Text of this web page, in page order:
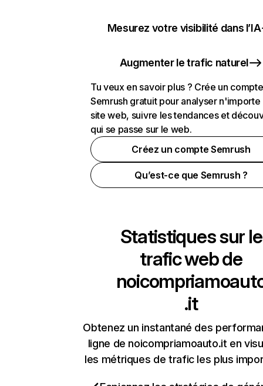
Mesurez votre visibilité dans l’IA
Augmenter le trafic naturel
Tu veux en savoir plus ? Crée un compte
Semrush gratuit pour analyser n'importe
site web, suivre les tendances et
qui se passe sur le web.
Créez un compte Semrush
Qu’est-ce que Semrush ?
Statistiques sur le
trafic web de
.it
Obtenez un instantané des
ligne de noicompriamoauto.it en
les métriques de trafic les plus